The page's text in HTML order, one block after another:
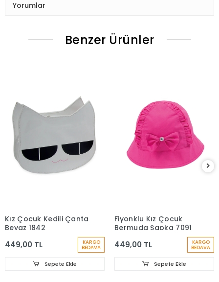
Yorumlar
Benzer Ürünler
Kız Çocuk Kedili Çanta
Beyaz 1842
449,00 TL KARGO
BEDAVA
Sepete Ekle
Fiyonklu Kız Çocuk
Bermuda Şapka 7091
449,00 TL KARGO
BEDAVA
Sepete Ekle